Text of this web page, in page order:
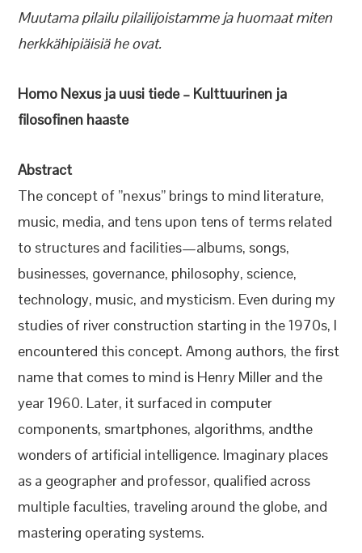
Muutama pilailu pilailijoistamme ja huomaat miten
herkkähipiäisiä he ovat.
Homo Nexus ja uusi tiede – Kulttuurinen ja
filosofinen haaste
Abstract
The concept of ”nexus” brings to mind literature,
music, media, and tens upon tens of terms related
to structures and facilities—albums, songs,
businesses, governance, philosophy, science,
technology, music, and mysticism. Even during my
studies of river construction starting in the 1970s, I
encountered this concept. Among authors, the first
name that comes to mind is Henry Miller and the
year 1960. Later, it surfaced in computer
components, smartphones, algorithms, andthe
wonders of artificial intelligence. Imaginary places
as a geographer and professor, qualified across
multiple faculties, traveling around the globe, and
mastering operating systems.